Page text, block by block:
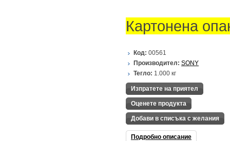
Картонена
Код: 00561
Производител: SONY
Тегло: 1.000 кг
Изпратете на приятел
Оценете продукта
Добави в списъка с желания
Подробно описание